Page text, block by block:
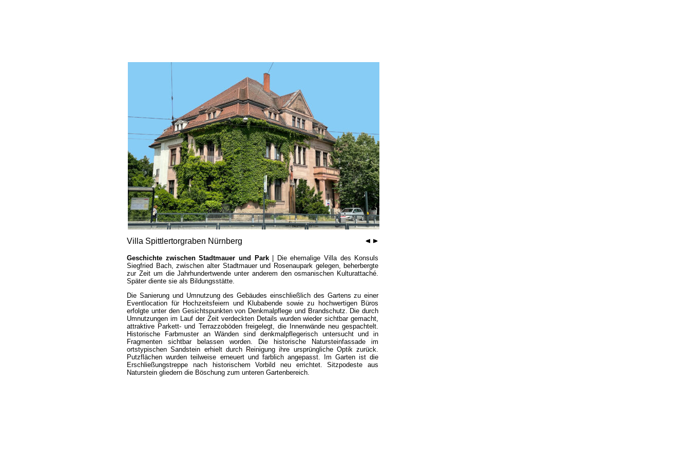
Villa Spittlertorgraben Nürnberg
Geschichte zwischen Stadtmauer und Park | Die ehemalige Villa des Konsuls
Siegfried Bach, zwischen alter Stadtmauer und Rosenaupark gelegen, beherbergte
zur Zeit um die Jahrhundertwende unter anderem den osmanischen Kulturattaché.
Später diente sie als Bildungsstätte.
Die Sanierung und Umnutzung des Gebäudes einschließlich des Gartens zu einer
Eventlocation für Hochzeitsfeiern und Klubabende sowie zu hochwertigen Büros
erfolgte unter den Gesichtspunkten von Denkmalpflege und Brandschutz. Die durch
Umnutzungen im Lauf der Zeit verdeckten Details wurden wieder sichtbar gemacht,
attraktive Parkett- und Terrazzoböden freigelegt, die Innenwände neu gespachtelt.
Historische Farbmuster an Wänden sind denkmalpflegerisch untersucht und in
Fragmenten sichtbar belassen worden. Die historische Natursteinfassade im
ortstypischen Sandstein erhielt durch Reinigung ihre ursprüngliche Optik zurück.
Putzflächen wurden teilweise erneuert und farblich angepasst. Im Garten ist die
Erschließungstreppe nach historischem Vorbild neu errichtet. Sitzpodeste aus
Naturstein gliedern die Böschung zum unteren Gartenbereich.